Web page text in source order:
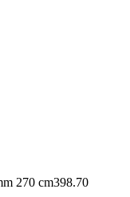
270 cm398.70